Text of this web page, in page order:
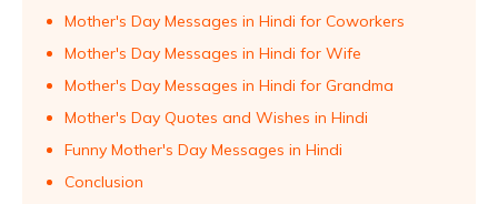
Mother's Day Messages in Hindi for Coworkers
Mother's Day Messages in Hindi for Wife
Mother's Day Messages in Hindi for Grandma
Mother's Day Quotes and Wishes in Hindi
Funny Mother's Day Messages in Hindi
Conclusion